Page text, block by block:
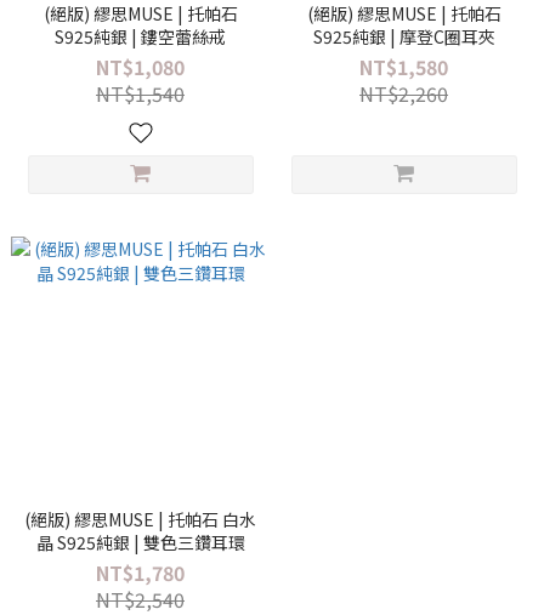
(絕版) 繆思MUSE | 托帕石
S925純銀 | 鏤空蕾絲戒
NT$1,080
NT$1,540
(絕版) 繆思MUSE | 托帕石
S925純銀 | 摩登C圈耳夾
NT$1,580
NT$2,260
(絕版) 繆思MUSE | 托帕石 白水
晶 S925純銀 | 雙色三鑽耳環
NT$1,780
NT$2,540